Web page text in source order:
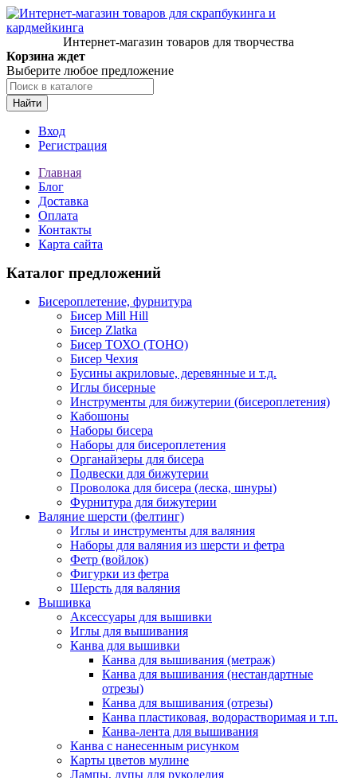
Интернет-магазин товаров для творчества
Корзина ждет
Выберите любое предложение
Найти
Вход
Регистрация
Главная
Блог
Доставка
Оплата
Контакты
Карта сайта
Каталог предложений
Бисероплетение, фурнитура
Бисер Mill Hill
Бисер Zlatka
Бисер ТОХО (TOHO)
Бисер Чехия
Бусины акриловые, деревянные и т.д.
Иглы бисерные
Инструменты для бижутерии (бисероплетения)
Кабошоны
Наборы бисера
Наборы для бисероплетения
Органайзеры для бисера
Подвески для бижутерии
Проволока для бисера (леска, шнуры)
Фурнитура для бижутерии
Валяние шерсти (фелтинг)
Иглы и инструменты для валяния
Наборы для валяния из шерсти и фетра
Фетр (войлок)
Фигурки из фетра
Шерсть для валяния
Вышивка
Аксессуары для вышивки
Иглы для вышивания
Канва для вышивки
Канва для вышивания (метраж)
Канва для вышивания (нестандартные
отрезы)
Канва для вышивания (отрезы)
Канва пластиковая, водорастворимая и т.п.
Канва-лента для вышивания
Канва с нанесенным рисунком
Карты цветов мулине
Лампы, лупы для рукоделия